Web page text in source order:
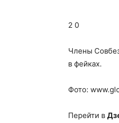
2 0
Члены
в фейках.
Фото:
Перейти в